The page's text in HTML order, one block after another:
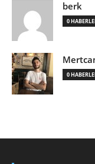
berk
0
0